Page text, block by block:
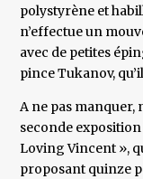
polystyrène et
n’effectue un
avec de petites
pince Tukanov,
A ne pas manquer,
seconde
Loving Vincent »,
proposant quinze